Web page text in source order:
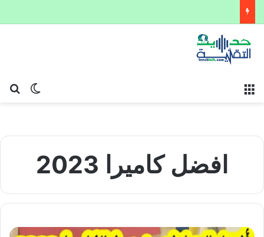
الوضع
افضل كاميرا 2023